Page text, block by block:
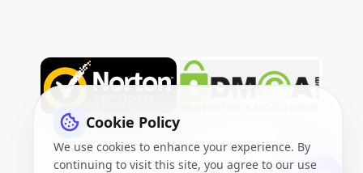
Cookie Policy
We use cookies to enhance your experience. By
continuing to visit this site, you agree to our use